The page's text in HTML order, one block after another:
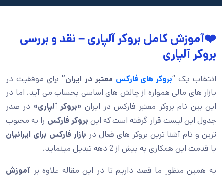
❤️آموزش کامل بروکر آلپاری – نقد و بررسی
بروکر آلپاری
انتخاب یک “بروکر های فارکس معتبر در ایران” برای موفقیت در
بازار های مالی همواره از چالش های اساسی بحساب می آید. اما در
این بین نام بروکر معتبر فارکس در ایران «بروکر آلپاری» در صدر
جدول این لیست قرار گرفته است که این بروکر فارکس را به محبوب
ترین و نام آشنا ترین بروکر های فعال در بازار فارکس برای ایرانیان
با قدمت این همکاری به بیش از 2 دهه تبدیل مینماید.
به همین منظور ما قصد داریم تا در این مقاله علاوه بر آموزش